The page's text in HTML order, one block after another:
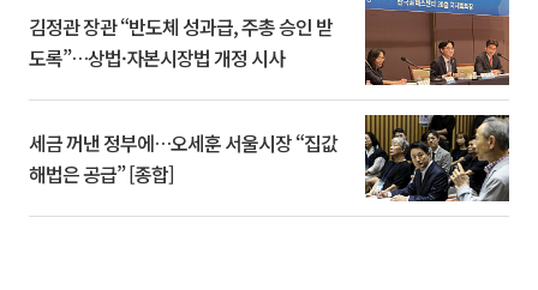
김정관 장관 “반도체 성과급, 주총 승인 받
도록”…상법·자본시장법 개정 시사
세금 꺼낸 정부에…오세훈 서울시장 “집값
해법은 공급” [종합]